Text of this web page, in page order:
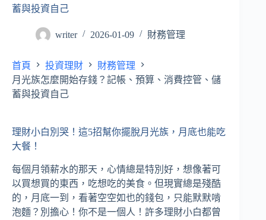
蓄與投資自己
writer 2026-01-09 財務管理
首頁 投資理財
財務管理
月光族怎麼開始存錢？記帳、預算、消費控管、儲
蓄與投資自己
理財小白別哭！這5招幫你擺脫月光族，月底也能吃
大餐！
每個月領薪水的那天，心情總是特別好，想像著可
以買想買的東西，吃想吃的美食。但現實總是殘酷
的，月底一到，看著空空如也的錢包，只能默默啃
泡麵？別擔心！你不是一個人！許多理財小白都曾